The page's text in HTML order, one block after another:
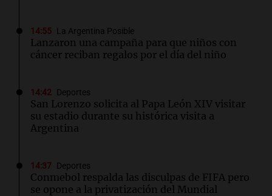
14:55 La Argentina Posible
Lanzaron una campaña para que niños con
cáncer reciban regalos por el día del niño
14:42 Deportes
San Lorenzo solicita al Papa León XIV visitar
su estadio durante su histórica visita a
Argentina
14:37 Deportes
Conmebol respalda las disculpas de FIFA pero
se opone a la privatización del Mundial